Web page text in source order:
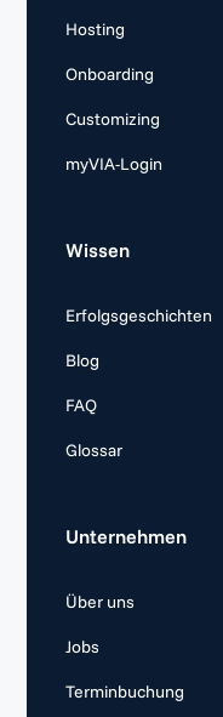
Hosting
Onboarding
Customizing
myVIA-Login
Wissen
Erfolgsgeschichten
Blog
FAQ
Glossar
Unternehmen
Über uns
Jobs
Terminbuchung